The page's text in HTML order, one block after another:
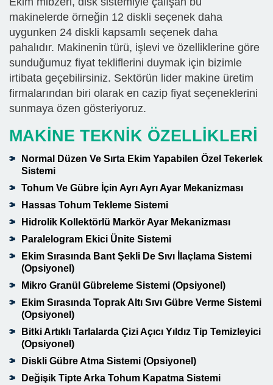
makinelerde örneğin 12 diskli seçenek daha
uygunken 24 diskli kapsamlı seçenek daha
pahalıdır. Makinenin türü, işlevi ve özelliklerine göre
sunduğumuz fiyat tekliflerini duymak için bizimle
irtibata geçebilirsiniz. Sektörün lider makine üretim
firmalarından biri olarak en cazip fiyat seçeneklerini
sunmaya özen gösteriyoruz.
MAKİNE TEKNİK ÖZELLİKLERİ
Normal Düzen Ve Sırta Ekim Yapabilen Özel Tekerlek
Sistemi
Tohum Ve Gübre İçin Ayrı Ayrı Ayar Mekanizması
Hassas Tohum Tekleme Sistemi
Hidrolik Kollektörlü Markör Ayar Mekanizması
Paralelogram Ekici Ünite Sistemi
Ekim Sırasında Bant Şekli De Sıvı İlaçlama Sistemi
(Opsiyonel)
Mikro Granül Gübreleme Sistemi (Opsiyonel)
Ekim Sırasında Toprak Altı Sıvı Gübre Verme Sistemi
(Opsiyonel)
Bitki Artıklı Tarlalarda Çizi Açıcı Yıldız Tip Temizleyici
(Opsiyonel)
Diskli Gübre Atma Sistemi (Opsiyonel)
Değişik Tipte Arka Tohum Kapatma Sistemi